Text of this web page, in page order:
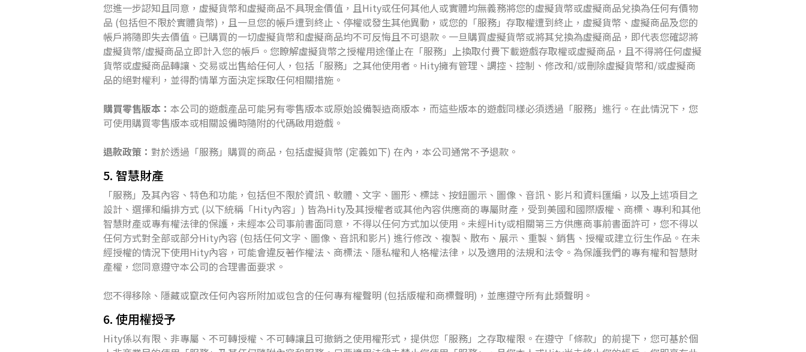
您進一步認知且同意，虛擬貨幣和虛擬商品不具現金價值，且Hity或任何其他人或實體均無義務將您的虛擬貨幣或虛擬商品兌換為任何有價物
品 (包括但不限於實體貨幣)，且一旦您的帳戶遭到終止、停權或發生其他異動，或您的「服務」存取權遭到終止，虛擬貨幣、虛擬商品及您的
帳戶將隨即失去價值。已購買的一切虛擬貨幣和虛擬商品均不可反悔且不可退款。一旦購買虛擬貨幣或將其兌換為虛擬商品，即代表您確認將
虛擬貨幣/虛擬商品立即計入您的帳戶。您瞭解虛擬貨幣之授權用途僅止在「服務」上換取付費下載遊戲存取權或虛擬商品，且不得將任何虛擬
貨幣或虛擬商品轉讓、交易或出售給任何人，包括「服務」之其他使用者。Hity擁有管理、調控、控制、修改和/或刪除虛擬貨幣和/或虛擬商
品的絕對權利，並得酌情單方面決定採取任何相關措施。
購買零售版本： 本公司的遊戲產品可能另有零售版本或原始設備製造商版本，而這些版本的遊戲同樣必須透過「服務」進行。在此情況下，您
可使用購買零售版本或相關設備時隨附的代碼啟用遊戲。
退款政策： 對於透過「服務」購買的商品，包括虛擬貨幣 (定義如下) 在內，本公司通常不予退款。
5. 智慧財產
「服務」及其內容、特色和功能，包括但不限於資訊、軟體、文字、圖形、標誌、按鈕圖示、圖像、音訊、影片和資料匯編，以及上述項目之
設計、選擇和編排方式 (以下統稱「Hity內容」) 皆為Hity及其授權者或其他內容供應商的專屬財產，受到美國和國際版權、商標、專利和其他
智慧財產或專有權法律的保護，未經本公司事前書面同意，不得以任何方式加以使用。未經Hity或相關第三方供應商事前書面許可，您不得以
任何方式對全部或部分Hity內容 (包括任何文字、圖像、音訊和影片) 進行修改、複製、散布、展示、重製、銷售、授權或建立衍生作品。在未
經授權的情況下使用Hity內容，可能會違反著作權法、商標法、隱私權和人格權法律，以及適用的法規和法令。為保護我們的專有權和智慧財
產權，您同意遵守本公司的合理書面要求。
您不得移除、隱藏或竄改任何內容所附加或包含的任何專有權聲明 (包括版權和商標聲明)，並應遵守所有此類聲明。
6. 使用權授予
Hity係以有限、非專屬、不可轉授權、不可轉讓且可撤銷之使用權形式，提供您「服務」之存取權限。在遵守「條款」的前提下，您可基於個